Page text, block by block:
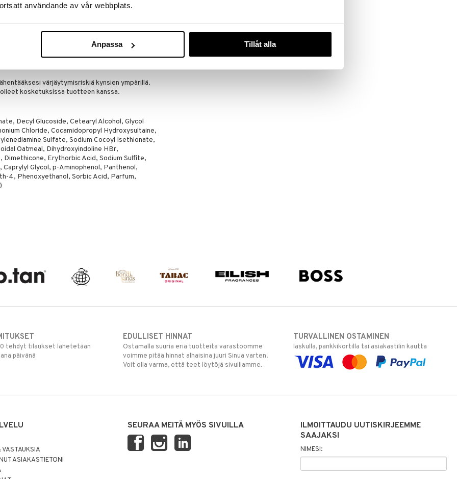
användande av vår webbplats.
Anpassa Tillåt alla
sijasta, kunnes olet tyytyväinen tulokseen.
tuloksen, vuorottele tavallisen shampoon
värjäytymisriskiä kynsien ympärillä.
kosketuksissa tuotteen kanssa.
Decyl Glucoside, Cetearyl Alcohol, Glycol
Chloride, Cocamidopropyl Hydroxysultaine,
Sulfate, Sodium Cocoyl Isethionate,
Oatmeal, Dihydroxyindoline HBr,
Dimethicone, Erythorbic Acid, Sodium Sulfite,
Glycol, p-Aminophenol, Panthenol,
4, Phenoxyethanol, Sorbic Acid, Parfum,
tehdyt tilaukset lähetetään
päivänä
EDULLISET HINNAT
Ostamalla suuria eriä tuotteita varastoomme
voimme pitää hinnat alhaisina juuri Sinua varten!
Voit olla varma, että teet löytöjä sivuillamme.
TURVALLINEN OSTAMINEN
laskulla, pankkikortilla tai asiakastilin kautta
ASIAKASTIETONI
SEURAA MEITÄ MYÖS SIVUILLA
ILMOITTAUDU UUTISKIRJEEMME
SAAJAKSI
NIMESI: